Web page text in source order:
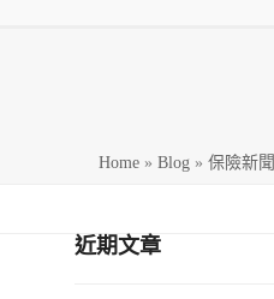
Home » Blog » 保險新聞
近期文章